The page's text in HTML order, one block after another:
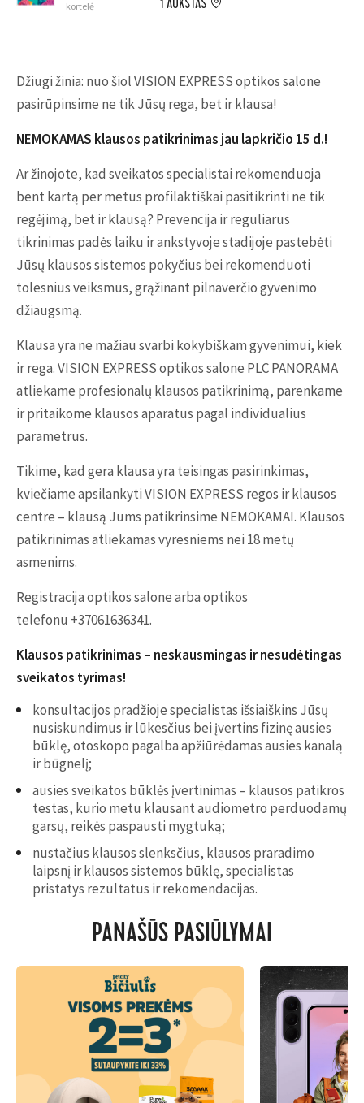
kortelė
1 AUKŠTAS
Džiugi žinia: nuo šiol VISION EXPRESS optikos salone
pasirūpinsime ne tik Jūsų rega, bet ir klausa!
NEMOKAMAS klausos patikrinimas jau lapkričio 15 d.!
Ar žinojote, kad sveikatos specialistai rekomenduoja
bent kartą per metus profilaktiškai pasitikrinti ne tik
regėjimą, bet ir klausą? Prevencija ir reguliarus
tikrinimas padės laiku ir ankstyvoje stadijoje pastebėti
Jūsų klausos sistemos pokyčius bei rekomenduoti
tolesnius veiksmus, grąžinant pilnaverčio gyvenimo
džiaugsmą.
Klausa yra ne mažiau svarbi kokybiškam gyvenimui, kiek
ir rega. VISION EXPRESS optikos salone PLC PANORAMA
atliekame profesionalų klausos patikrinimą, parenkame
ir pritaikome klausos aparatus pagal individualius
parametrus.
Tikime, kad gera klausa yra teisingas pasirinkimas,
kviečiame apsilankyti VISION EXPRESS regos ir klausos
centre – klausą Jums patikrinsime NEMOKAMAI. Klausos
patikrinimas atliekamas vyresniems nei 18 metų
asmenims.
Registracija optikos salone arba optikos
telefonu +37061636341.
Klausos patikrinimas – neskausmingas ir nesudėtingas
sveikatos tyrimas!
konsultacijos pradžioje specialistas išsiaiškins Jūsų
nusiskundimus ir lūkesčius bei įvertins fizinę ausies
būklę, otoskopo pagalba apžiūrėdamas ausies kanalą
ir būgnelį;
ausies sveikatos būklės įvertinimas – klausos patikros
testas, kurio metu klausant audiometro perduodamų
garsų, reikės paspausti mygtuką;
nustačius klausos slenksčius, klausos praradimo
laipsnį ir klausos sistemos būklę, specialistas
pristatys rezultatus ir rekomendacijas.
PANAŠŪS PASIŪLYMAI